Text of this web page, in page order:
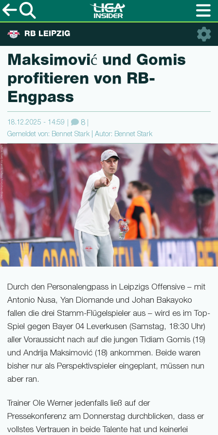
RB LEIPZIG
Maksimović und Gomis
profitieren von RB-
Engpass
18.12.2025 - 14:59 8
Gemeldet von: Bennet Stark | Autor: Bennet Stark
Durch den Personalengpass in Leipzigs Offensive – mit
Antonio Nusa, Yan Diomande und Johan Bakayoko
fallen die drei Stamm-Flügelspieler aus – wird es im Top-
Spiel gegen Bayer 04 Leverkusen (Samstag, 18:30 Uhr)
aller Voraussicht nach auf die jungen Tidiam Gomis (19)
und Andrija Maksimović (18) ankommen. Beide waren
bisher nur als Perspektivspieler eingeplant, müssen nun
aber ran.
Trainer Ole Werner jedenfalls ließ auf der
Pressekonferenz am Donnerstag durchblicken, dass er
vollstes Vertrauen in beide Talente hat und keinerlei